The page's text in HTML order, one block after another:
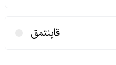
قاینتمق